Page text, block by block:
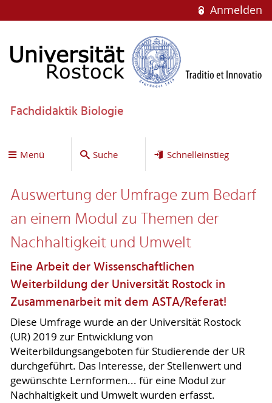
Anmelden
Fachdidaktik Biologie
Menü Suche Schnelleinstieg
Auswertung der Umfrage zum Bedarf
an einem Modul zu Themen der
Nachhaltigkeit und Umwelt
Eine Arbeit der Wissenschaftlichen
Weiterbildung der Universität Rostock in
Zusammenarbeit mit dem ASTA/Referat!
Diese Umfrage wurde an der Universität Rostock
(UR) 2019 zur Entwicklung von
Weiterbildungsangeboten für Studierende der UR
durchgeführt. Das Interesse, der Stellenwert und
gewünschte Lernformen... für eine Modul zur
Nachhaltigkeit und Umwelt wurden erfasst.